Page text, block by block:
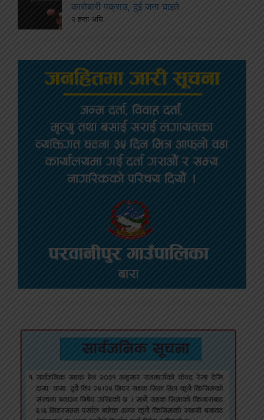
कारोबारी पक्राउ, दुई जना घाइते
२ हप्ता अघि